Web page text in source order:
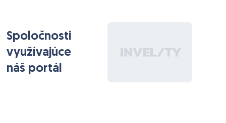
Spoločnosti
využívajúce
náš portál